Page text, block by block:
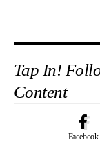
Tap In!
Content
Facebook